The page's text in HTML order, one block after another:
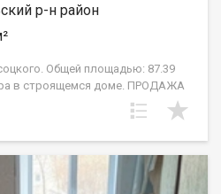
р-н район
Общей площадью: 87.39
в строящемся доме. ПРОДАЖА
Супервыгодная
вариант по цене! Окна
вложение средств ! Рядом
садов,1 продуктовый
вашу недвижимость. Возможна